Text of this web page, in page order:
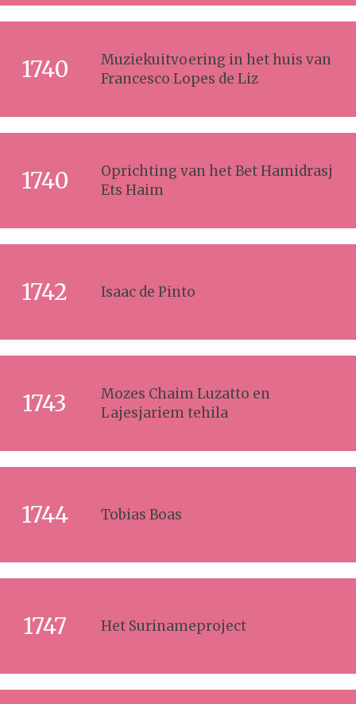
1740
Muziekuitvoering in het huis van
Francesco Lopes de Liz
1740
Oprichting van het Bet Hamidrasj
Ets Haim
1742 Isaac de Pinto
1743
Mozes Chaim Luzatto en
Lajesjariem tehila
1744 Tobias Boas
1747 Het Surinameproject